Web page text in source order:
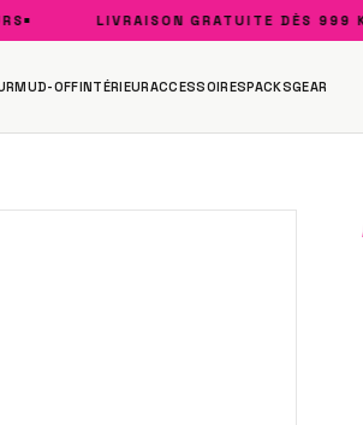
LIVRAISON GRATUITE DÈS 999 KR
MUD-OFFINTÉRIEURACCESSOIRESPACKSGEAR